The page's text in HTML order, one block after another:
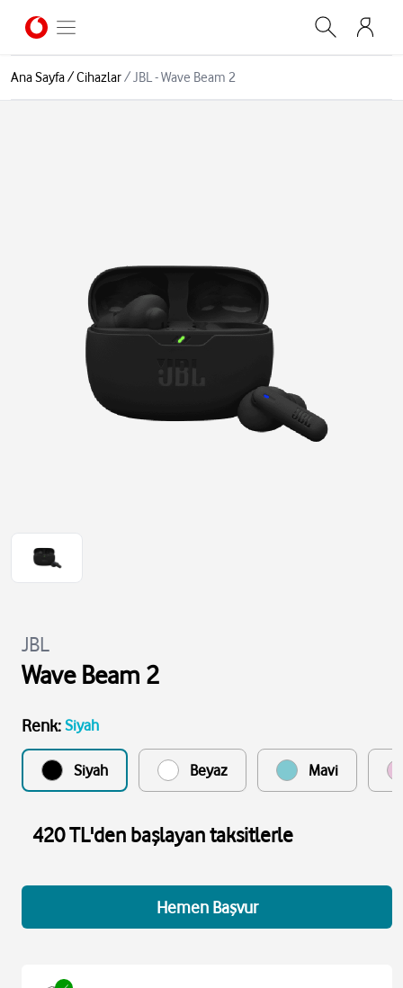
Ana Sayfa/Cihazlar/JBL - Wave Beam 2
JBL
Wave Beam 2
Renk: Siyah
Siyah Beyaz Mavi
420 TL'den başlayan taksitlerle
Hemen Başvur